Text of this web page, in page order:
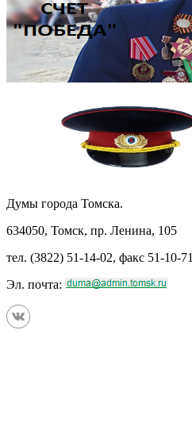
Думы города Томска.
634050, Томск, пр. Ленина, 105
тел. (3822) 51-14-02, факс 51-10-71
Эл. почта: